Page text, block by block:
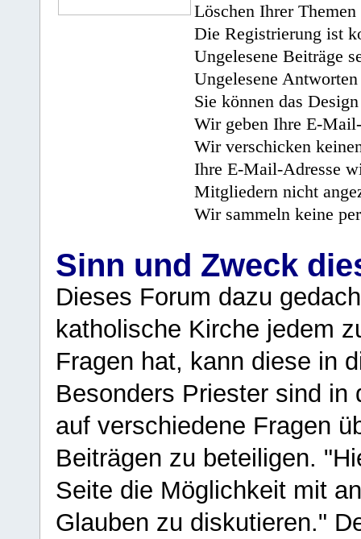
Löschen Ihrer
Die Registrierung ist
Ungelesene Beiträge
Ungelesene
Sie können das
Wir geben Ihre E-
Wir verschicken
Ihre E-Mail-Adresse
Mitgliedern nicht
Wir sammeln keine
Sinn und Zweck
Dieses Forum dazu
katholische Kirche jedem
Fragen hat, kann diese in
Besonders Priester sind in
auf verschiedene Fragen
Beiträgen zu beteiligen.
Seite die Möglichkeit mit
Glauben zu diskutieren."